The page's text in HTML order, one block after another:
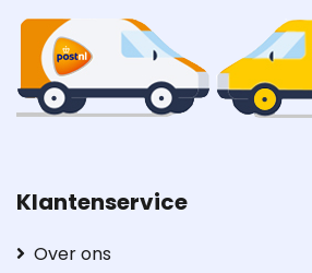
Klantenservice
Over ons